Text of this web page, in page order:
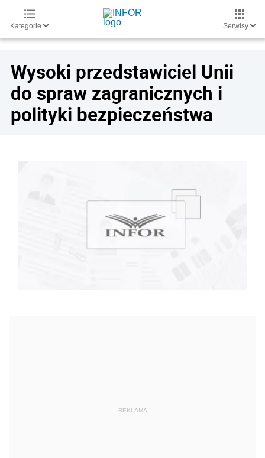
Kategorie Serwisy
Wysoki przedstawiciel Unii
do spraw zagranicznych i
polityki bezpieczeństwa